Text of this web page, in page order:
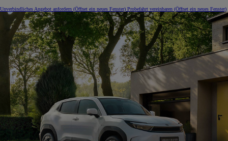
Unverbindliches Angebot anfordern (Öffnet ein neues Fenster) Probefahrt vereinbaren (Öffnet ein neues Fenster)